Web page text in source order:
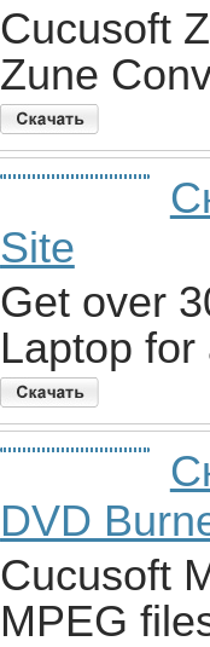
Cucusoft
Zune
Site
Get over
Laptop
DVD
Cucusoft
MPEG